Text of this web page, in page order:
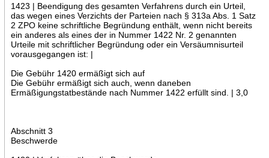
1423 | Beendigung des gesamten Verfahrens durch ein Urteil,
das wegen eines Verzichts der Parteien nach § 313a Abs. 1 Satz
2 ZPO keine schriftliche Begründung enthält, wenn nicht bereits
ein anderes als eines der in Nummer 1422 Nr. 2 genannten
Urteile mit schriftlicher Begründung oder ein Versäumnisurteil
vorausgegangen ist: |
Die Gebühr 1420 ermäßigt sich auf
Die Gebühr ermäßigt sich auch, wenn daneben
Ermäßigungstatbestände nach Nummer 1422 erfüllt sind. | 3,0
Abschnitt 3
Beschwerde